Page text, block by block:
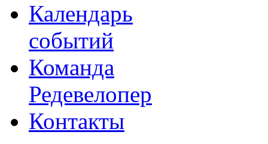
Календарь
событий
Команда
Редевелопер
Контакты